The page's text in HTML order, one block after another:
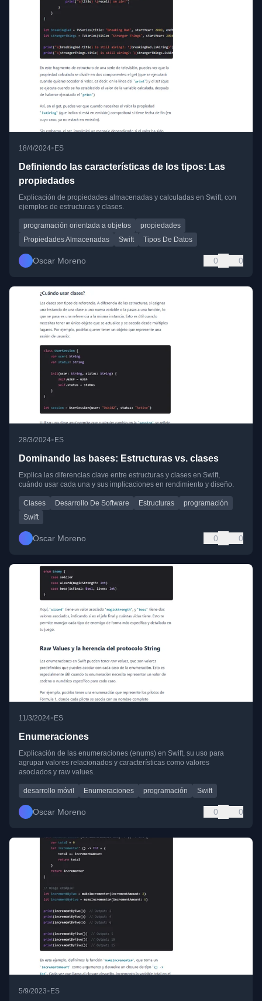
18/4/2024• ES
Definiendo las características de los tipos: Las
propiedades
Explicación de propiedades almacenadas y calculadas en Swift, con
ejemplos de estructuras y clases.
programación orientada a objetos
propiedades
Propiedades Almacenadas
Swift Tipos De Datos
Oscar Moreno 0 0
28/3/2024• ES
Dominando las bases: Estructuras vs. clases
Explica las diferencias clave entre estructuras y clases en Swift,
cuándo usar cada una y sus implicaciones en rendimiento y diseño.
Clases Desarrollo De Software Estructuras
programación
Swift
Oscar Moreno 0 0
11/3/2024•ES
Enumeraciones
Explicación de las enumeraciones (enums) en Swift, su uso para
agrupar valores relacionados y características como valores
asociados y raw values.
desarrollo móvil Enumeraciones programación Swift
Oscar Moreno 0 0
5/9/2023• ES